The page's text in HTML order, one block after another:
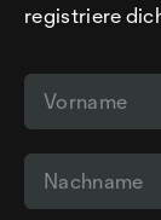
registriere